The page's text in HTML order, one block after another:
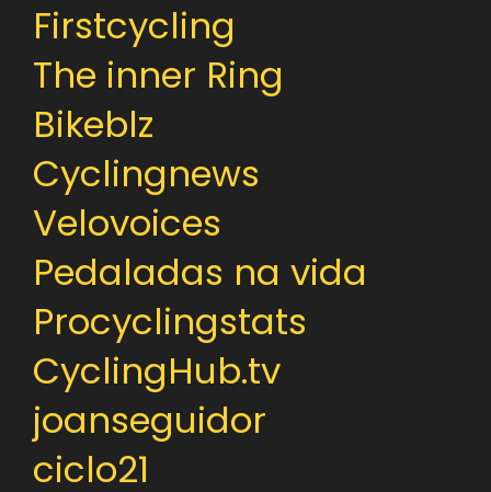
Firstcycling
The inner Ring
Bikeblz
Cyclingnews
Velovoices
Pedaladas na vida
Procyclingstats
CyclingHub.tv
joanseguidor
ciclo21